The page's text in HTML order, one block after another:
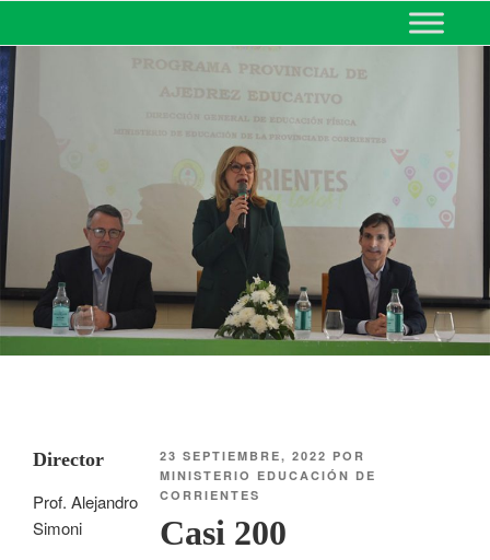
MINISTERIO DE EDUCACIÓN
DE CORRIENTES
23 SEPTIEMBRE, 2022 POR
MINISTERIO EDUCACIÓN DE
CORRIENTES
Casi 200
Director
Prof. Alejandro
Simoni